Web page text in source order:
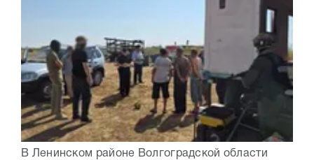
В Ленинском районе Волгоградской области